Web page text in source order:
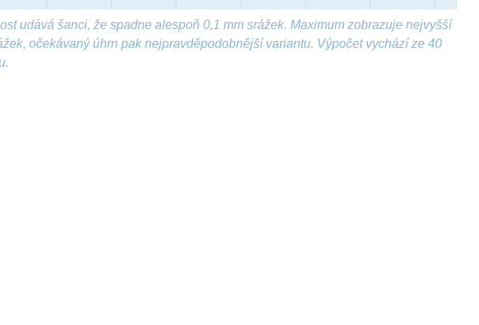
udává šanci, že spadne alespoň 0,1 mm srážek. Maximum zobrazuje nejvyšší
očekávaný úhrn pak nejpravděpodobnější variantu. Výpočet vychází ze 40